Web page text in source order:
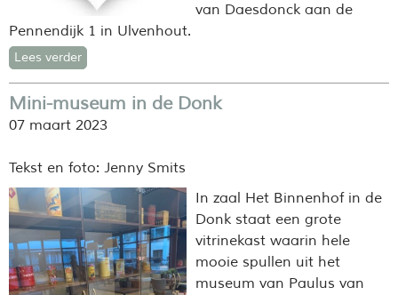
van Daesdonck aan de
Pennendijk 1 in Ulvenhout.
Lees verder
Mini-museum in de Donk
07 maart 2023
Tekst en foto: Jenny Smits
In zaal Het Binnenhof in de
Donk staat een grote
vitrinekast waarin hele
mooie spullen uit het
museum van Paulus van